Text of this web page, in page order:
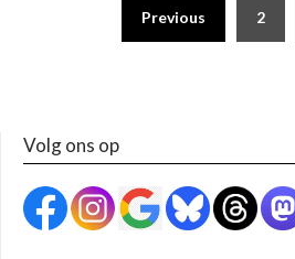
Previous 2
Volg ons op